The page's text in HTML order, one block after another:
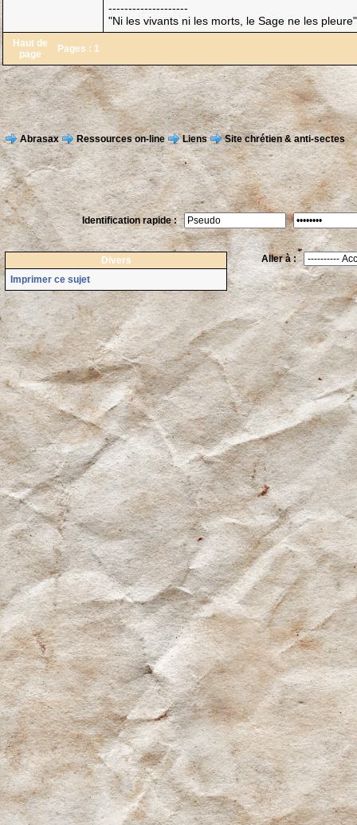
--------------------
"Ni les vivants ni les morts, le Sage ne les
Haut de
page
Pages : 1
Abrasax Ressources on-line Liens Site chrétien & anti-sectes
Identification rapide :
Divers
Imprimer ce sujet
Aller à :